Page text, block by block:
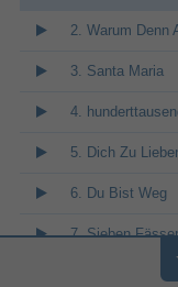
2. Warum Denn
3. Santa Maria
4.
5. Dich Zu
6. Du Bist Weg
7. Sieben
8. Ich Geh Mit